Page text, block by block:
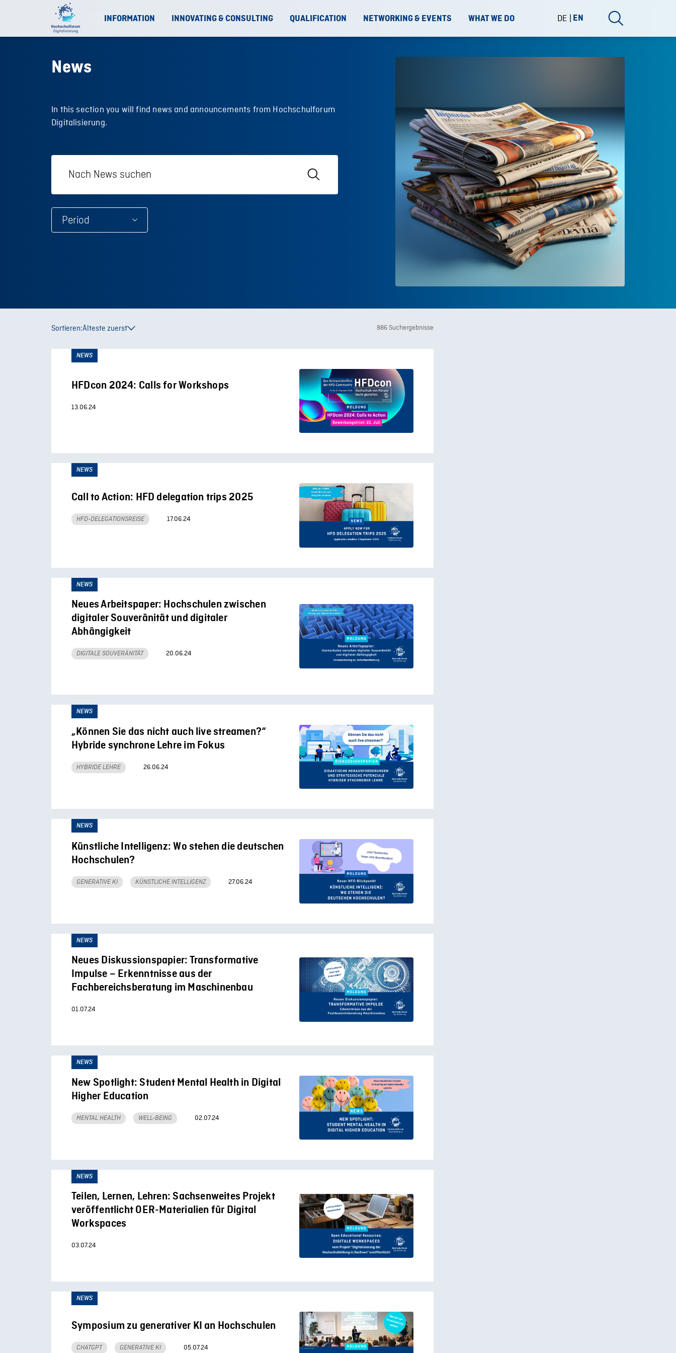
INFORMATION INNOVATING & CONSULTING QUALIFICATION NETWORKING & EVENTS WHAT WE DO DE EN
News
In this section you will find news and announcements from Hochschulforum
Digitalisierung.
Sortieren:Älteste zuerst 886 Suchergebnisse
NEWS
HFDcon 2024: Calls for Workshops
13.06.24
NEWS
Call to Action: HFD delegation trips 2025
HFD-DELEGATIONSREISE 17.06.24
NEWS
Neues Arbeitspaper: Hochschulen zwischen
digitaler Souveränität und digitaler
Abhängigkeit
DIGITALE SOUVERÄNITÄT 20.06.24
NEWS
„Können Sie das nicht auch live streamen?“
Hybride synchrone Lehre im Fokus
HYBRIDE LEHRE 26.06.24
NEWS
Künstliche Intelligenz: Wo stehen die deutschen
Hochschulen?
GENERATIVE KI KÜNSTLICHE INTELLIGENZ 27.06.24
NEWS
Neues Diskussionspapier: Transformative
Impulse – Erkenntnisse aus der
Fachbereichsberatung im Maschinenbau
01.07.24
NEWS
New Spotlight: Student Mental Health in Digital
Higher Education
MENTAL HEALTH WELL-BEING 02.07.24
NEWS
Teilen, Lernen, Lehren: Sachsenweites Projekt
veröffentlicht OER-Materialien für Digital
Workspaces
03.07.24
NEWS
Symposium zu generativer KI an Hochschulen
CHATGPT GENERATIVE KI 05.07.24